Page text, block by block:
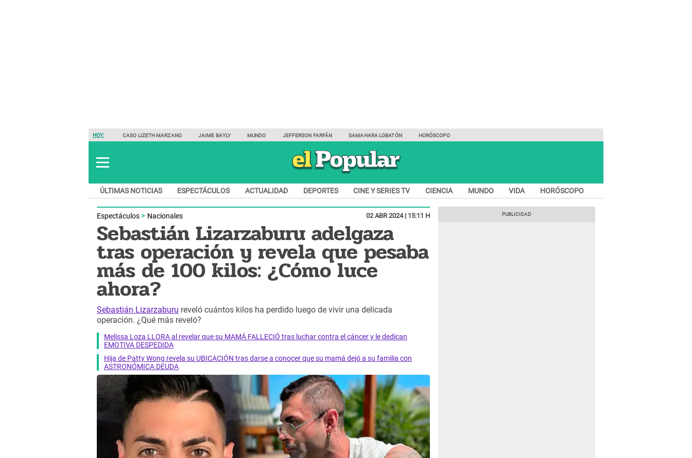
HOY: CASO LIZETH MARZANO JAIME BAYLY MUNDO JEFFERSON FARFÁN SAMAHARA LOBATÓN HORÓSCOPO
ÚLTIMAS NOTICIAS ESPECTÁCULOS ACTUALIDAD DEPORTES CINE Y SERIES TV CIENCIA MUNDO VIDA HORÓSCOPO
Espectáculos Nacionales 02 ABR 2024 | 15:11 H
Sebastián Lizarzaburu adelgaza
tras operación y revela que pesaba
más de 100 kilos: ¿Cómo luce
ahora?
Sebastián Lizarzaburu reveló cuántos kilos ha perdido luego de vivir una delicada
operación. ¿Qué más reveló?
Melissa Loza LLORA al revelar que su MAMÁ FALLECIÓ tras luchar contra el cáncer y le dedican
EMOTIVA DESPEDIDA
Hija de Patty Wong revela su UBICACIÓN tras darse a conocer que su mamá dejó a su familia con
ASTRONÓMICA DEUDA